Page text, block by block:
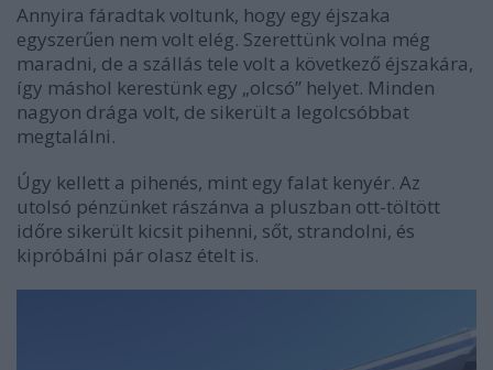
Annyira fáradtak voltunk, hogy egy éjszaka
egyszerűen nem volt elég. Szerettünk volna még
maradni, de a szállás tele volt a következő éjszakára,
így máshol kerestünk egy „olcsó” helyet. Minden
nagyon drága volt, de sikerült a legolcsóbbat
megtalálni.
Úgy kellett a pihenés, mint egy falat kenyér. Az
utolsó pénzünket rászánva a pluszban ott-töltött
időre sikerült kicsit pihenni, sőt, strandolni, és
kipróbálni pár olasz ételt is.